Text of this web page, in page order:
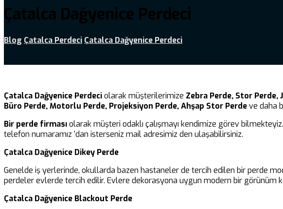
Çatalca Dağyenice Perdeci
Blog Çatalca Perdeci Çatalca Dağyenice Perdeci
Çatalca Dağyenice Perdeciolarak müşterilerimize Zebra Perde, Stor Perde,
Büro Perde, Motorlu Perde, Projeksiyon Perde, Ahşap Stor Perdeve daha
Bir perde firmasıolarak müşteri odaklı çalışmayı kendimize görev
telefon numaramız ‘dan isterseniz mail adresimiz den ulaşabilirsiniz.
Çatalca Dağyenice Dikey Perde
Genelde iş yerlerinde, okullarda bazen hastaneler de tercih edilen bir perde
perdeler evlerde tercih edilir. Evlere dekorasyona uygun modern bir görünüm
Çatalca Dağyenice Blackout Perde